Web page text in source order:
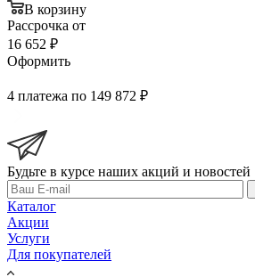
В корзину
Рассрочка от
16 652 ₽
Оформить
4 платежа по 149 872 ₽
Будьте в курсе наших акций и новостей
Каталог
Акции
Услуги
Для покупателей